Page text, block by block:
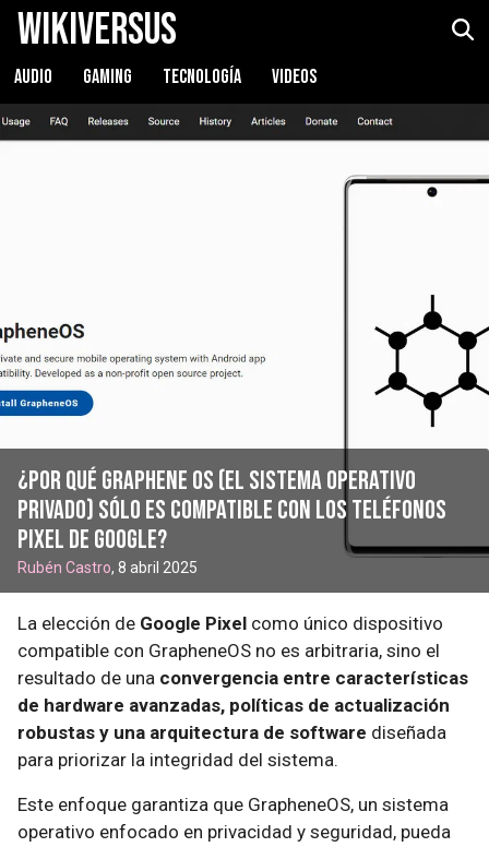
WikiVersus
AUDIO GAMING TECNOLOGÍA VIDEOS
¿Por qué Graphene OS (el sistema operativo
privado) sólo es compatible con los teléfonos
Pixel de Google?
Rubén Castro, 8 abril 2025
La elección de Google Pixel como único dispositivo
compatible con GrapheneOS no es arbitraria, sino el
resultado de una convergencia entre características
de hardware avanzadas, políticas de actualización
robustas y una arquitectura de software diseñada
para priorizar la integridad del sistema.
Este enfoque garantiza que GrapheneOS, un sistema
operativo enfocado en privacidad y seguridad, pueda